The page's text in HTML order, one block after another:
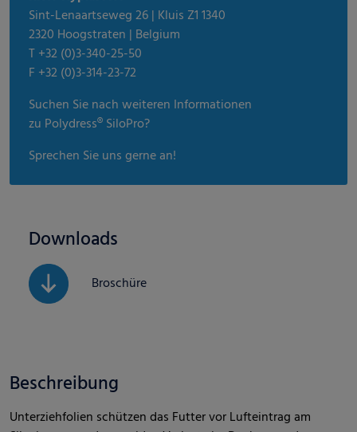
Sint-Lenaartseweg 26 | Kluis Z1 1340
2320 Hoogstraten | Belgium
T +32 (0)3-340-25-50
F +32 (0)3-314-23-72
Suchen Sie nach weiteren Informationen
zu Polydress® SiloPro?
Sprechen Sie uns gerne an!
Downloads
Broschüre
Beschreibung
Unterziehfolien schützen das Futter vor Lufteintrag am